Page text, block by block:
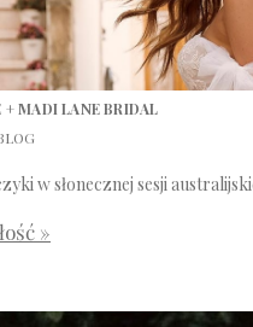
+ MADI LANE BRIDAL
w słonecznej sesji
»